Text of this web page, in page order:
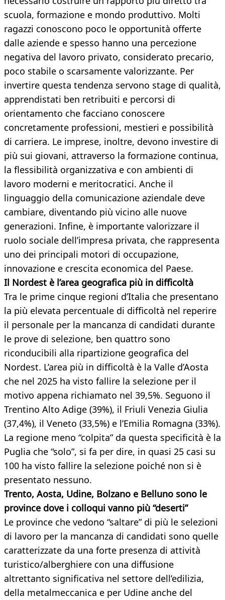
scuola, formazione e mondo produttivo. Molti
ragazzi conoscono poco le opportunità offerte
dalle aziende e spesso hanno una percezione
negativa del lavoro privato, considerato precario,
poco stabile o scarsamente valorizzante. Per
invertire questa tendenza servono stage di qualità,
apprendistati ben retribuiti e percorsi di
orientamento che facciano conoscere
concretamente professioni, mestieri e possibilità
di carriera. Le imprese, inoltre, devono investire di
più sui giovani, attraverso la formazione continua,
la flessibilità organizzativa e con ambienti di
lavoro moderni e meritocratici. Anche il
linguaggio della comunicazione aziendale deve
cambiare, diventando più vicino alle nuove
generazioni. Infine, è importante valorizzare il
ruolo sociale dell’impresa privata, che rappresenta
uno dei principali motori di occupazione,
innovazione e crescita economica del Paese.
Il Nordest è l’area geografica più in difficoltà
Tra le prime cinque regioni d’Italia che presentano
la più elevata percentuale di difficoltà nel reperire
il personale per la mancanza di candidati durante
le prove di selezione, ben quattro sono
riconducibili alla ripartizione geografica del
Nordest. L’area più in difficoltà è la Valle d’Aosta
che nel 2025 ha visto fallire la selezione per il
motivo appena richiamato nel 39,5%. Seguono il
Trentino Alto Adige (39%), il Friuli Venezia Giulia
(37,4%), il Veneto (33,5%) e l’Emilia Romagna (33%).
La regione meno “colpita” da questa specificità è la
Puglia che “solo”, si fa per dire, in quasi 25 casi su
100 ha visto fallire la selezione poiché non si è
presentato nessuno.
Trento, Aosta, Udine, Bolzano e Belluno sono le
province dove i colloqui vanno più “deserti”
Le province che vedono “saltare” di più le selezioni
di lavoro per la mancanza di candidati sono quelle
caratterizzate da una forte presenza di attività
turistico/alberghiere con una diffusione
altrettanto significativa nel settore dell’edilizia,
della metalmeccanica e per Udine anche del